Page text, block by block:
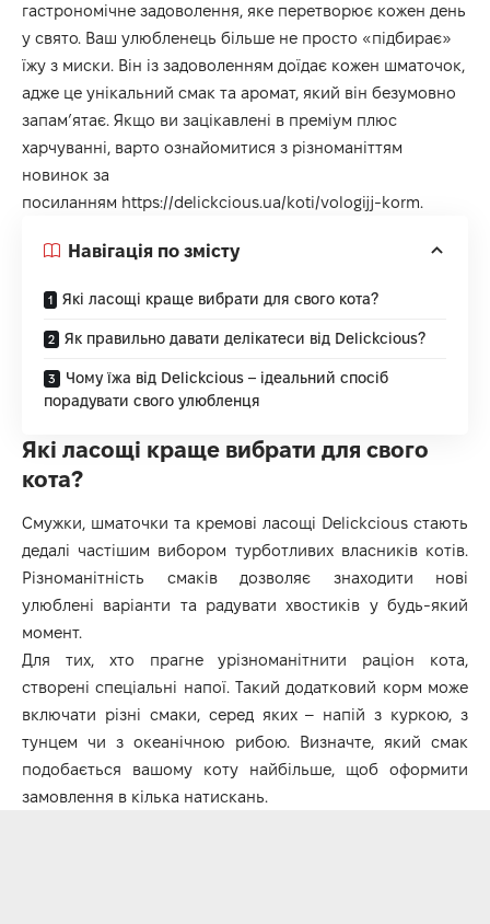
гастрономічне задоволення, яке перетворює кожен день
у свято. Ваш улюбленець більше не просто «підбирає»
їжу з миски. Він із задоволенням доїдає кожен шматочок,
адже це унікальний смак та аромат, який він безумовно
запам’ятає. Якщо ви зацікавлені в преміум плюс
харчуванні, варто ознайомитися з різноманіттям
новинок за
посиланням https://delickcious.ua/koti/vologijj-korm.
Навігація по змісту
Які ласощі краще вибрати для свого кота?
Як правильно давати делікатеси від Delickcious?
Чому їжа від Delickcious – ідеальний спосіб
порадувати свого улюбленця
Які ласощі краще вибрати для свого
кота?
Смужки, шматочки та кремові ласощі Delickcious стають
дедалі частішим вибором турботливих власників котів.
Різноманітність смаків дозволяє знаходити нові
улюблені варіанти та радувати хвостиків у будь-який
момент.
Для тих, хто прагне урізноманітнити раціон кота,
створені спеціальні напої. Такий додатковий корм може
включати різні смаки, серед яких – напій з куркою, з
тунцем чи з океанічною рибою. Визначте, який смак
подобається вашому коту найбільше, щоб оформити
замовлення в кілька натискань.